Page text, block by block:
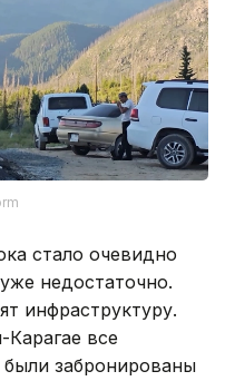
стало очевидно
недостаточно.
инфраструктуру.
все
забронированы